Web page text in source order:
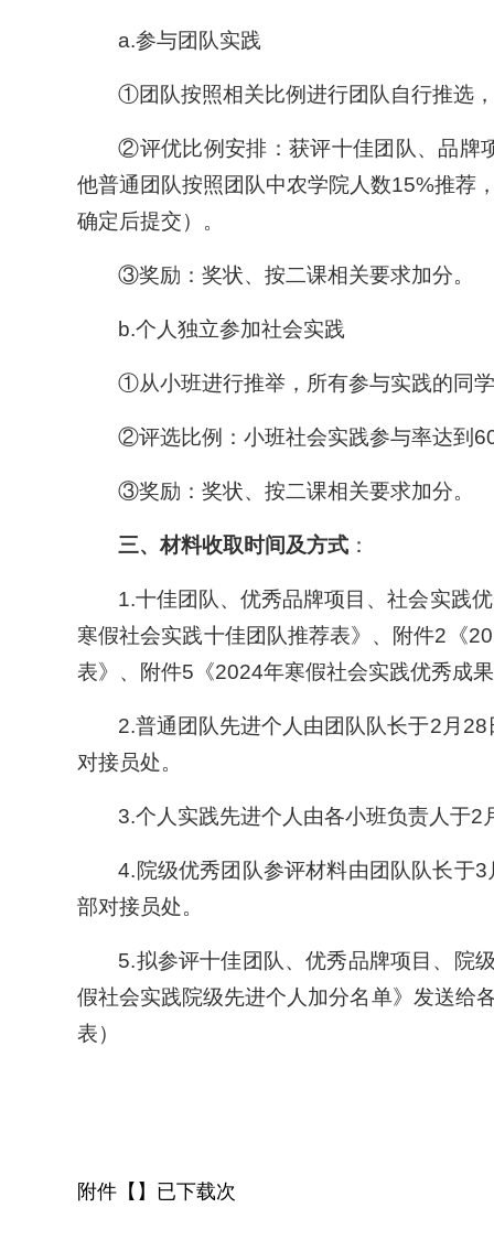
a.参与团队实践
①团队按照相关比例进行团队自行推选
②评优比例安排：获评十佳团队、品牌
他普通团队按照团队中农学院人数15%推荐
确定后提交）。
③奖励：奖状、按二课相关要求加分。
b.个人独立参加社会实践
①从小班进行推举，所有参与实践的同
②评选比例：小班社会实践参与率达到
③奖励：奖状、按二课相关要求加分。
三、材料收取时间及方式 ：
1.十佳团队、优秀品牌项目、社会实践
寒假社会实践十佳团队推荐表》、附件2《
表》、附件5《2024年寒假社会实践优秀成
2.普通团队先进个人由团队队长于2月
对接员处。
3.个人实践先进个人由各小班负责人于
4.院级优秀团队参评材料由团队队长于
部对接员处。
5.拟参评十佳团队、优秀品牌项目、院
假社会实践院级先进个人加分名单》发送给
表）
附件【】已下载次